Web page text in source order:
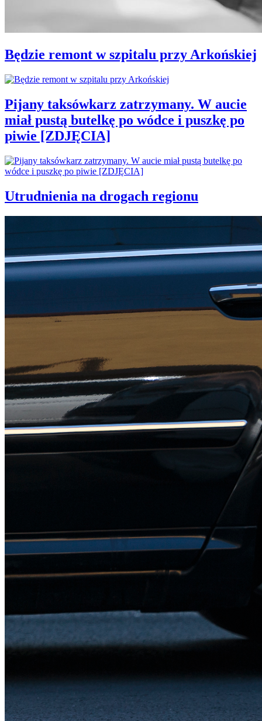
Będzie remont w szpitalu przy Arkońskiej
Pijany taksówkarz zatrzymany. W aucie
miał pustą butelkę po wódce i puszkę po
piwie [ZDJĘCIA]
Utrudnienia na drogach regionu